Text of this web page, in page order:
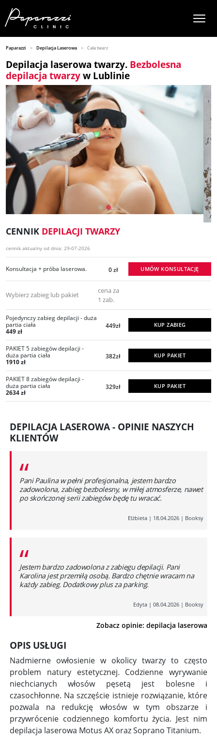
Paparazzi Depilacja Laserowa Cała twarz
Depilacja laserowa twarzy. Bezbolesna
depilacja twarzyw Lublinie
Poprzedni
CENNIK DEPILACJI TWARZY
cennik aktualny od dnia: 29-07-2026
Konsultacja + próba laserowa. 0 zł UMÓW KONSULTACJĘ
Wybierz zabieg lub pakiet
cena za
1 zab.
Pojedynczy zabieg depilacji - duża
partia ciała
449 zł
449zł KUP ZABIEG
PAKIET 5 zabiegów depilacji -
duża partia ciała
1910 zł
382zł KUP PAKIET
PAKIET 8 zabiegów depilacji -
duża partia ciała
2634 zł
329zł KUP PAKIET
DEPILACJA LASEROWA - OPINIE NASZYCH
KLIENTÓW
“
Pani Paulina w pełni profesjonalna, jestem bardzo
zadowolona, zabieg bezbolesny, w miłej atmosferze, nawet
po skończonej serii zabiegów będę tu wracać.
Elżbieta | 18.04.2026 | Booksy
“
Jestem bardzo zadowolona z zabiegu depilacji. Pani
Karolina jest przemiłą osobą. Bardzo chętnie wracam na
każdy zabieg. Dodatkowy plus za parking.
Edyta | 08.04.2026 | Booksy
Zobacz opinie: depilacja laserowa
OPIS USŁUGI
Nadmierne owłosienie w okolicy twarzy to często
problem natury estetycznej. Codzienne wyrywanie
niechcianych włosów pęsetą jest bolesne i
czasochłonne. Na szczęście istnieje rozwiązanie, które
pozwala na redukcję włosów w tym obszarze i
przywrócenie codziennego komfortu życia. Jest nim
depilacja laserowa Motus AX oraz Soprano Titanium.